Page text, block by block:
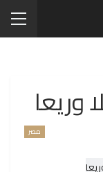
وريعا
مصر